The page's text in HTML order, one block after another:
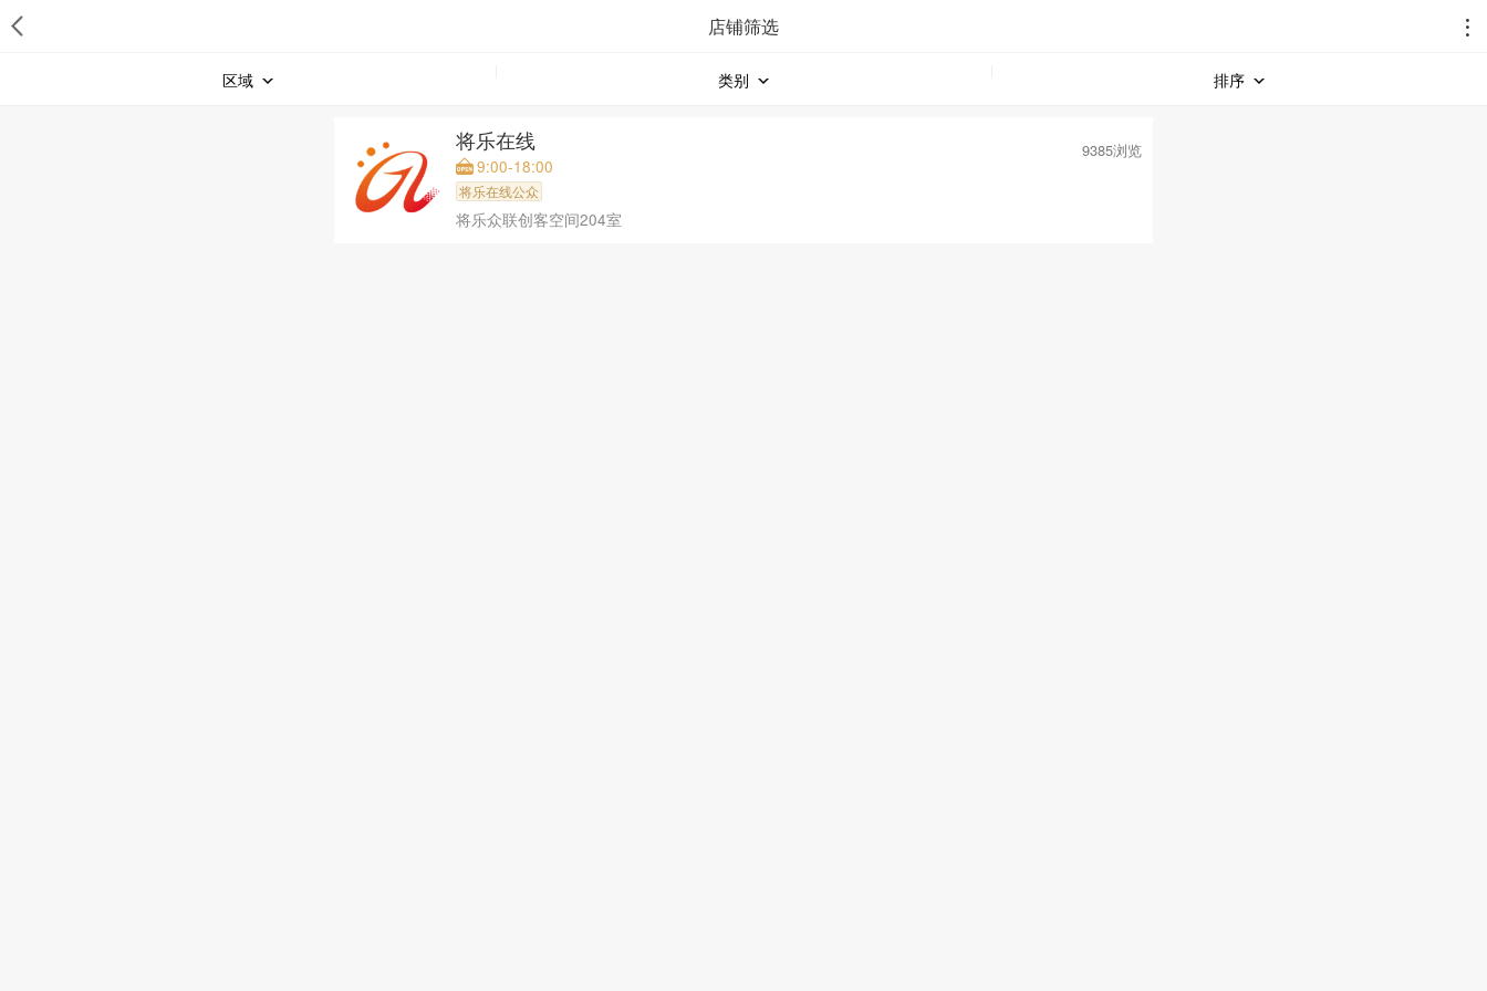
店铺筛选
区域 类别 排序
将乐在线
9:00-18:00
将乐在线公众
将乐众联创客空间204室
9385浏览